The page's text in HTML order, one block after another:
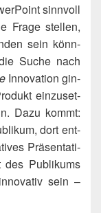
sinn­voll
Fra­ge stel­len,
sein könn­
Suche nach
Inno­va­ti­on gin­
ein­zu­set­
Dazu kommt:
dort ent­
Prä­sen­ta­ti­
des Publi­kums
sein –